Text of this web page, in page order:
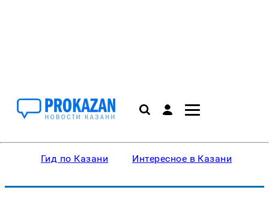
Гид по Казани Интересное в Казани